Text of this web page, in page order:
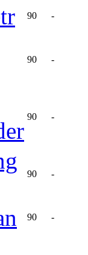
90 -
90 -
90 -
90 -
90 -